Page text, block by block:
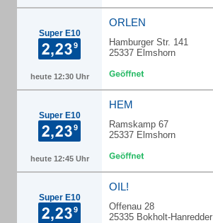
Super E10
heute 12:30 Uhr
ORLEN
Hamburger Str. 141
25337 Elmshorn
Super E10
heute 12:45 Uhr
HEM
Ramskamp 67
25337 Elmshorn
Super E10
OIL!
Offenau 28
25335 Bokholt-Hanredder